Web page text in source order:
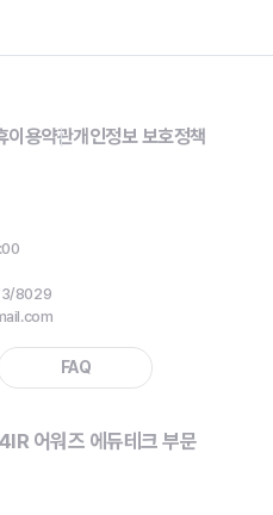
이용약관개인정보 보호정책
8029
FAQ
어워즈 에듀테크 부문